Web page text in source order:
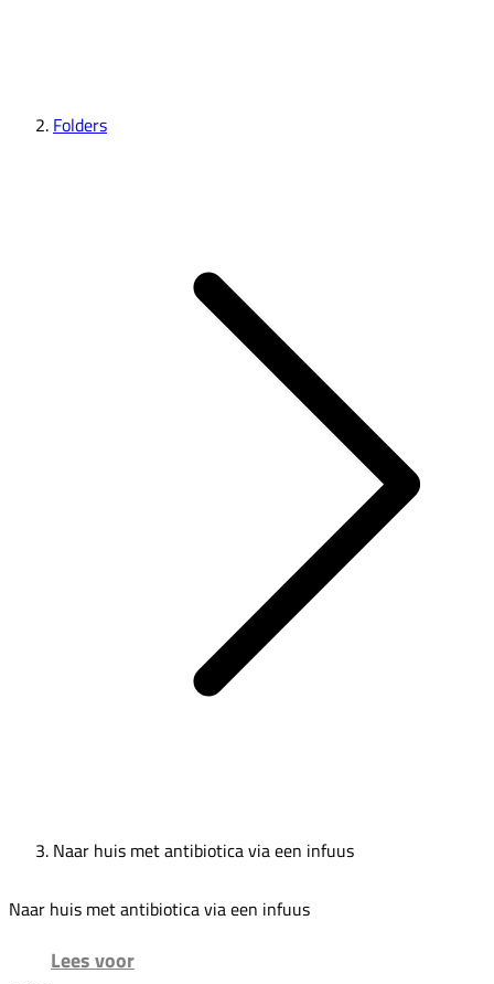
Folders
Naar huis met antibiotica via een infuus
Naar huis met antibiotica via een infuus
Lees voor